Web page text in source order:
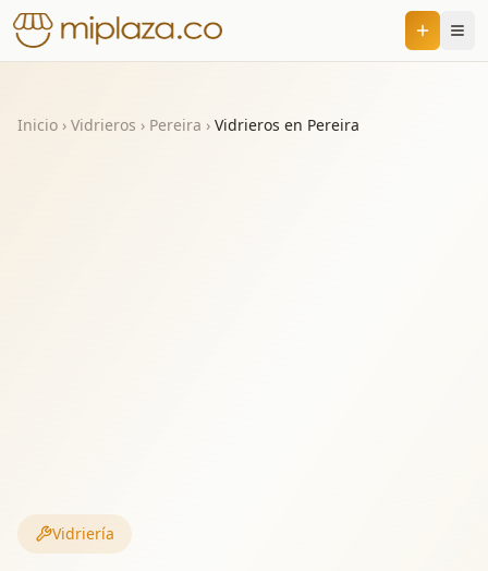
Inicio › Vidrieros › Pereira › Vidrieros en Pereira
Vidriería